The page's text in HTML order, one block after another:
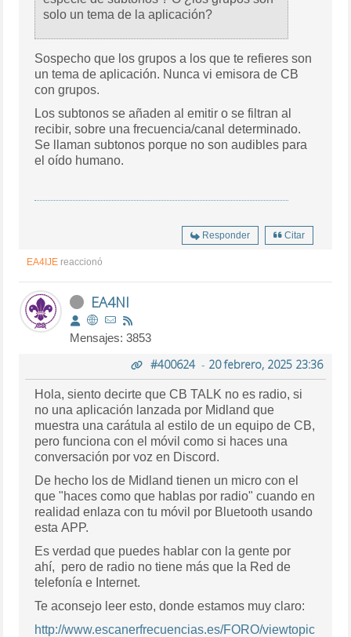
solo un tema de la aplicación?
Sospecho que los grupos a los que te refieres son
un tema de aplicación. Nunca vi emisora de CB
con grupos.
Los subtonos se añaden al emitir o se filtran al
recibir, sobre una frecuencia/canal determinado.
Se llaman subtonos porque no son audibles para
el oído humano.
Responder Citar
EA4IJE reaccionó
EA4NI
Mensajes: 3853
#400624- 20 febrero, 2025 23:36
Hola, siento decirte que CB TALK no es radio, si
no una aplicación lanzada por Midland que
muestra una carátula al estilo de un equipo de CB,
pero funciona con el móvil como si haces una
conversación por voz en Discord.
De hecho los de Midland tienen un micro con el
que "haces como que hablas por radio" cuando en
realidad enlaza con tu móvil por Bluetooth usando
esta APP.
Es verdad que puedes hablar con la gente por
ahí, pero de radio no tiene más que la Red de
telefonía e Internet.
Te aconsejo leer esto, donde estamos muy claro:
http://www.escanerfrecuencias.es/FORO/viewtopic